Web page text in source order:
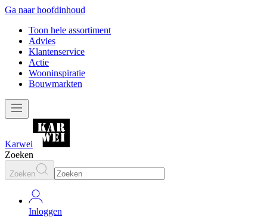
Ga naar hoofdinhoud
Toon hele assortiment
Advies
Klantenservice
Actie
Wooninspiratie
Bouwmarkten
Karwei
Zoeken
Zoeken
Inloggen